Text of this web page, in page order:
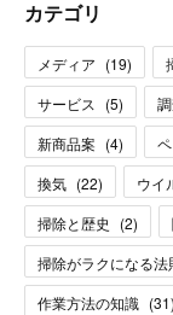
カテゴリ
メディア (19)
サービス
(5)
新商品案 (4)
換気 (22) ウイ
掃除と歴史
(2)
掃除がラクになる法
作業方法の知識 (31)